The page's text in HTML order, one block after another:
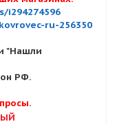
i294274596
ru-256350
"Нашли
РФ.